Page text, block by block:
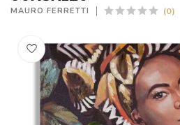
MAURO FERRETTI (0)